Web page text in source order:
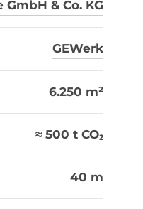
GmbH & Co. KG
GEWerk
6.250 m²
≈ 500 t CO₂
40 m